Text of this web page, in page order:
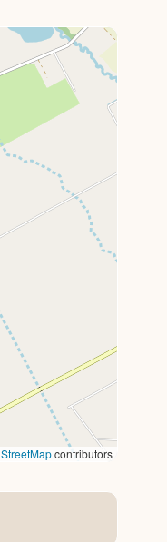
contributors